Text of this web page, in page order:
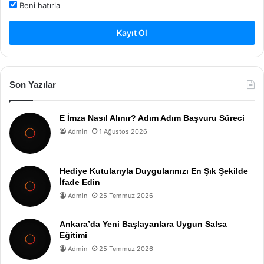
Beni hatırla
Kayıt Ol
Son Yazılar
E İmza Nasıl Alınır? Adım Adım Başvuru Süreci
Admin 1 Ağustos 2026
Hediye Kutularıyla Duygularınızı En Şık Şekilde
İfade Edin
Admin 25 Temmuz 2026
Ankara’da Yeni Başlayanlara Uygun Salsa
Eğitimi
Admin 25 Temmuz 2026